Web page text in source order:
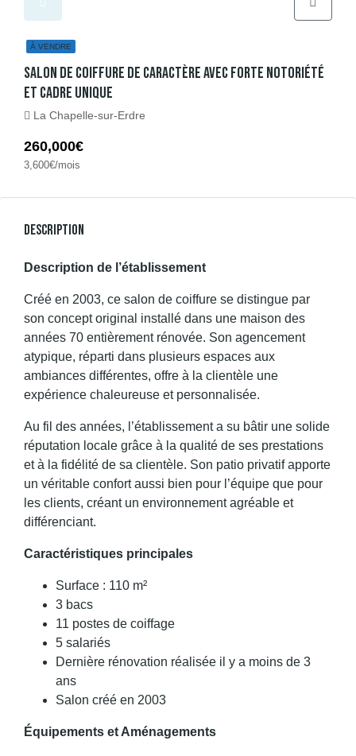
À VENDRE
Salon De Coiffure De Caractère Avec Forte Notoriété
Et Cadre Unique
La Chapelle-sur-Erdre
260,000€
3,600€/mois
Description
Description de l’établissement
Créé en 2003, ce salon de coiffure se distingue par
son concept original installé dans une maison des
années 70 entièrement rénovée. Son agencement
atypique, réparti dans plusieurs espaces aux
ambiances différentes, offre à la clientèle une
expérience chaleureuse et personnalisée.
Au fil des années, l’établissement a su bâtir une solide
réputation locale grâce à la qualité de ses prestations
et à la fidélité de sa clientèle. Son patio privatif apporte
un véritable confort aussi bien pour l’équipe que pour
les clients, créant un environnement agréable et
différenciant.
Caractéristiques principales
Surface : 110 m²
3 bacs
11 postes de coiffage
5 salariés
Dernière rénovation réalisée il y a moins de 3
ans
Salon créé en 2003
Équipements et Aménagements